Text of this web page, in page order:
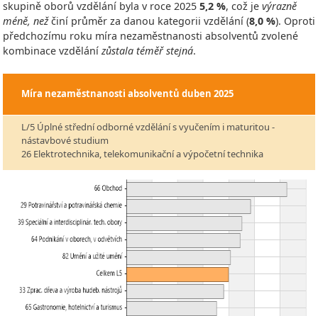
skupině oborů vzdělání byla v roce 2025 5,2 %, což je výrazně
méně, nežčiní průměr za danou kategorii vzdělání (8,0 %). Oproti
předchozímu roku míra nezaměstnanosti absolventů zvolené
kombinace vzdělánízůstala téměř stejná.
Míra nezaměstnanosti absolventů duben 2025
L/5 Úplné střední odborné vzdělání s vyučením i maturitou -
nástavbové studium
26 Elektrotechnika, telekomunikační a výpočetní technika